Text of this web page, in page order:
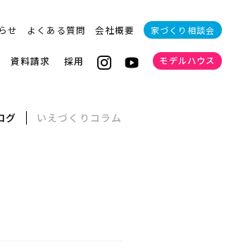
せ よくある質問 会社概要 家づくり相談会
資料請求 採用 モデルハウス
グ いえづくりコラム